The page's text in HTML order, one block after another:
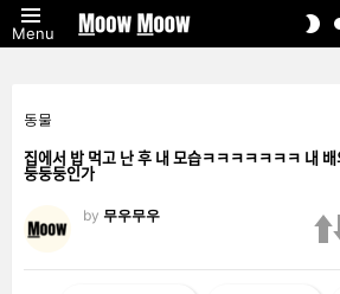
Menu
동물
집에서 밥 먹고 난 후 내 모습ㅋㅋㅋㅋㅋㅋㅋ 내 배의
둥둥둥인가
by 무우무우